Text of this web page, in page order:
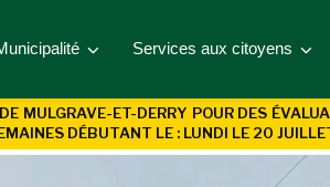
Services aux citoyens
MULGRAVE-ET-DERRY POUR DES
DÉBUTANT LE : LUNDI LE 20